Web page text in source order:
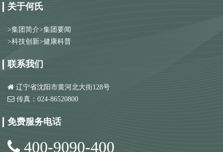
关于何氏
>集团简介>集团要闻
>科技创新>健康科普
联系我们
辽宁省沈阳市黄河北大街128号
传真：024-86520800
免费服务电话
400-9090-400